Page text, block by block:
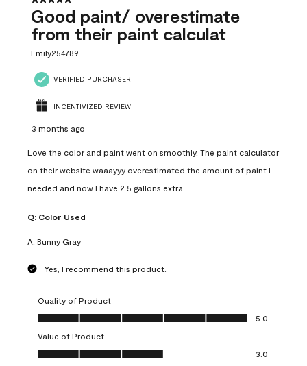
Good paint/ overestimate
from their paint calculat
Emily254789
VERIFIED PURCHASER
INCENTIVIZED REVIEW
3 months ago
Love the color and paint went on smoothly. The paint calculator
on their website waaayyy overestimated the amount of paint I
needed and now I have 2.5 gallons extra.
Q: Color Used
A: Bunny Gray
Yes, I recommend this product.
Quality of Product
Quality of Product, 5.0 out of 5
5.0
Value of Product
Value of Product, 3.0 out of 5
3.0